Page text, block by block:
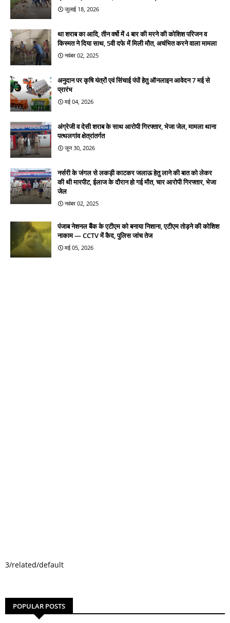
जुलाई 18, 2026
था शराब का आदि, तीन वर्षो में 4 बार की मरने की कोशिश परिजन व
किस्मत ने दिया साथ, 5वी दफे में मिली मौत, अचंभित करने वाला मामला
नवंबर 02, 2025
अनुदान पर कृषि यंत्रों एवं सिंचाई पंपों हेतु ऑनलाइन आवेदन 7 मई से
प्रारंभ
मई 04, 2026
अंग्रेजी व देसी शराब के साथ आरोपी गिरफ्तार, भेजा जेल, मामला थाना
पत्थलगांव क्षेत्रांतर्गत
जून 30, 2026
नर्सरी के जंगल से लकड़ी काटकर जलाऊ हेतु लाने की बात को लेकर
की थी मारपीट, ईलाज के दौरान हो गई मौत, चार आरोपी गिरफ्तार, भेजा
जेल
नवंबर 02, 2025
पंजाब नेशनल बैंक के एटीएम को बनाया निशाना, एटीएम तोड़ने की कोशिश
नाकाम — CCTV में कैद, पुलिस जांच तेज
मई 05, 2026
3/related/default
POPULAR POSTS